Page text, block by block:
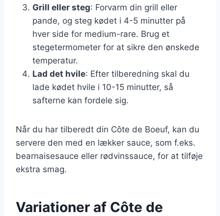
Grill eller steg: Forvarm din grill eller
pande, og steg kødet i 4-5 minutter på
hver side for medium-rare. Brug et
stegetermometer for at sikre den ønskede
temperatur.
Lad det hvile: Efter tilberedning skal du
lade kødet hvile i 10-15 minutter, så
safterne kan fordele sig.
Når du har tilberedt din Côte de Boeuf, kan du
servere den med en lækker sauce, som f.eks.
bearnaisesauce eller rødvinssauce, for at tilføje
ekstra smag.
Variationer af Côte de